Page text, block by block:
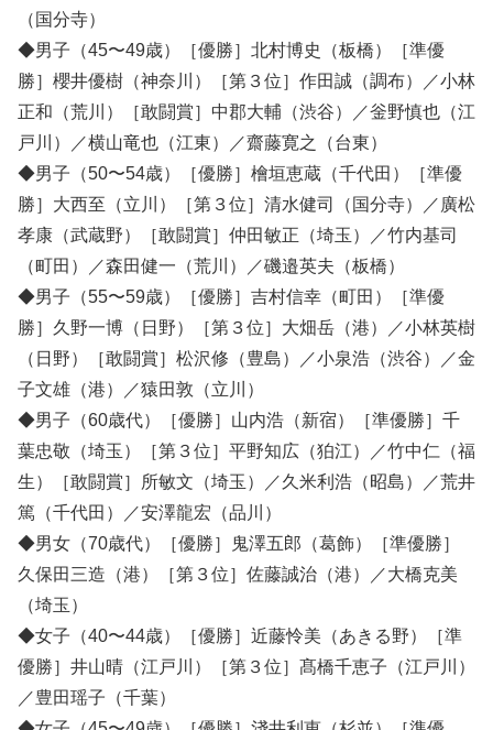
（国分寺）
◆男子（45〜49歳）［優勝］北村博史（板橋）［準優
勝］櫻井優樹（神奈川）［第３位］作田誠（調布）／小林
正和（荒川）［敢闘賞］中郡大輔（渋谷）／釡野慎也（江
戸川）／横山竜也（江東）／齋藤寛之（台東）
◆男子（50〜54歳）［優勝］檜垣恵蔵（千代田）［準優
勝］大西至（立川）［第３位］清水健司（国分寺）／廣松
孝康（武蔵野）［敢闘賞］仲田敏正（埼玉）／竹内基司
（町田）／森田健一（荒川）／磯邉英夫（板橋）
◆男子（55〜59歳）［優勝］吉村信幸（町田）［準優
勝］久野一博（日野）［第３位］大畑岳（港）／小林英樹
（日野）［敢闘賞］松沢修（豊島）／小泉浩（渋谷）／金
子文雄（港）／猿田敦（立川）
◆男子（60歳代）［優勝］山内浩（新宿）［準優勝］千
葉忠敬（埼玉）［第３位］平野知広（狛江）／竹中仁（福
生）［敢闘賞］所敏文（埼玉）／久米利浩（昭島）／荒井
篤（千代田）／安澤龍宏（品川）
◆男女（70歳代）［優勝］鬼澤五郎（葛飾）［準優勝］
久保田三造（港）［第３位］佐藤誠治（港）／大橋克美
（埼玉）
◆女子（40〜44歳）［優勝］近藤怜美（あきる野）［準
優勝］井山晴（江戸川）［第３位］髙橋千恵子（江戸川）
／豊田瑶子（千葉）